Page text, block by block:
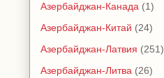
Азербайджан-Канада (1)
Азербайджан-Китай (24)
Азербайджан-Латвия (251)
Азербайджан-Литва (26)